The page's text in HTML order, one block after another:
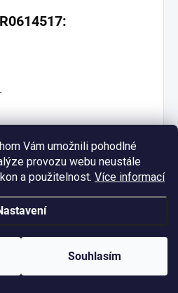
Vám umožnili pohodlné
provozu webu neustále
a použitelnost. Více informací
Souhlasím